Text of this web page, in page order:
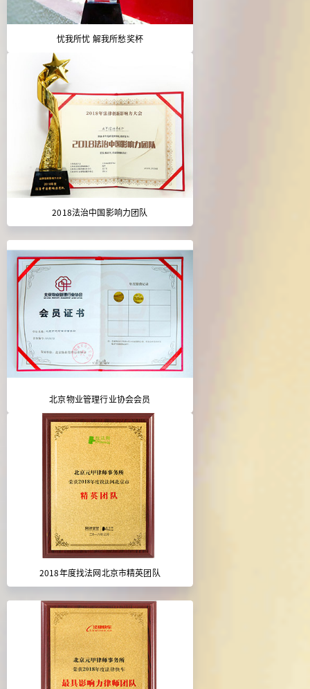
忧我所忧 解我所愁奖杯
2018法治中国影响力团队
北京物业管理行业协会会员
2018年度找法网北京市精英团队